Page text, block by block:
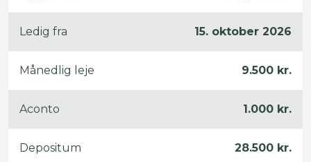
Ledig fra 15. oktober 2026
Månedlig leje 9.500 kr.
Aconto 1.000 kr.
Depositum 28.500 kr.